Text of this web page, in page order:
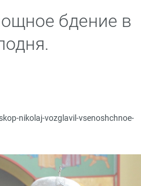
бдение в
nikolaj-vozglavil-vsenoshchnoe-